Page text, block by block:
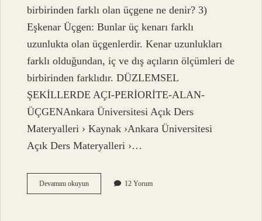
birbirinden farklı olan üçgene ne denir? 3)
Eşkenar Üçgen: Bunlar üç kenarı farklı
uzunlukta olan üçgenlerdir. Kenar uzunlukları
farklı olduğundan, iç ve dış açıların ölçümleri de
birbirinden farklıdır. DÜZLEMSEL
ŞEKİLLERDE AÇI-PERİORİTE-ALAN-
ÜÇGENAnkara Üniversitesi Açık Ders
Materyalleri › Kaynak ›Ankara Üniversitesi
Açık Ders Materyalleri ›…
Devamını okuyunÜç
Kenar
12 Yorum